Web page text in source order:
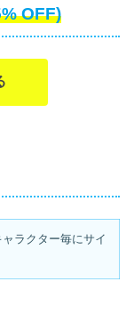
OFF)
ラクター毎にサイ